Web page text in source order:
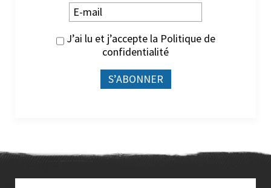
J’ai lu et j’accepte la Politique de
confidentialité